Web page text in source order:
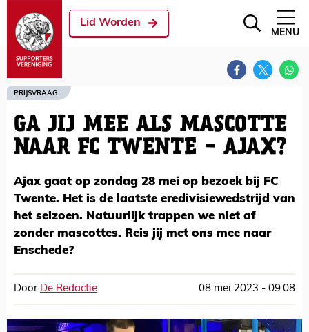
Lid Worden
MENU
PRIJSVRAAG
GA JIJ MEE ALS MASCOTTE
NAAR FC TWENTE - AJAX?
Ajax gaat op zondag 28 mei op bezoek bij FC
Twente. Het is de laatste eredivisiewedstrijd van
het seizoen. Natuurlijk trappen we niet af
zonder mascottes. Reis jij met ons mee naar
Enschede?
Door De Redactie 08 mei 2023 - 09:08